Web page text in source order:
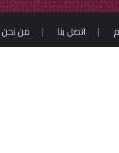
اتصل بنا من نحن